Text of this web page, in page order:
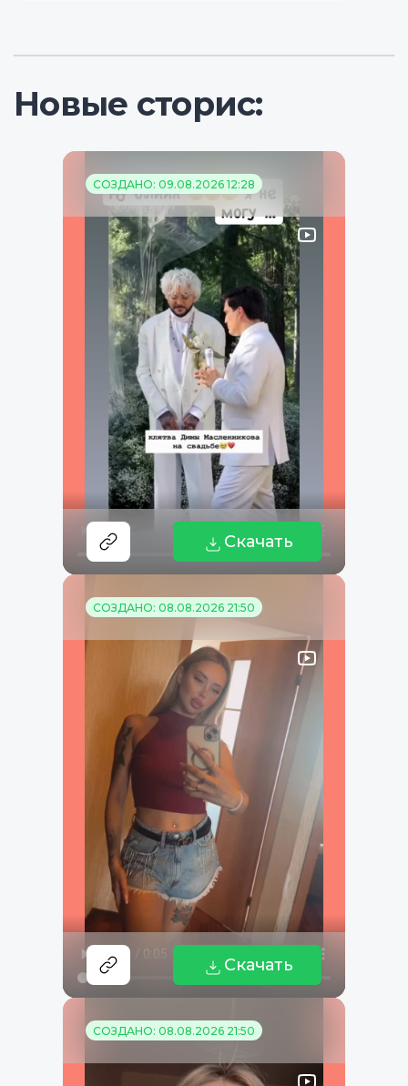
Новые сторис:
СОЗДАНО: 09.08.2026 12:28
Скачать
СОЗДАНО: 08.08.2026 21:50
Скачать
СОЗДАНО: 08.08.2026 21:50